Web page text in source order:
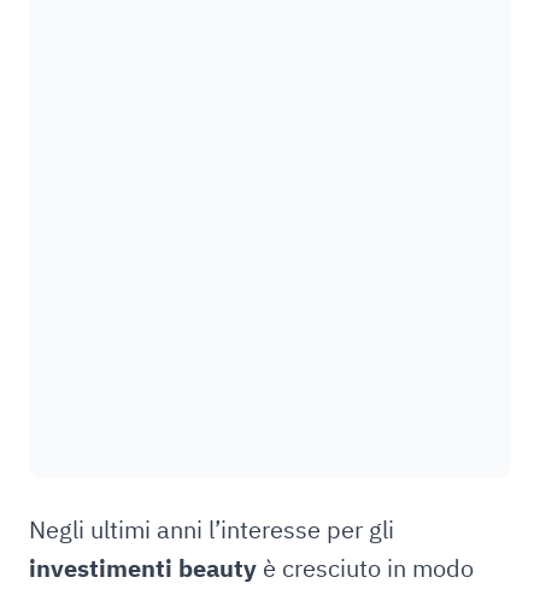
Negli ultimi anni l’interesse per gli
investimenti beauty è cresciuto in modo